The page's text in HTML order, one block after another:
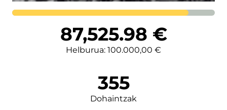
Lortutakoa
87,525.98 €
Helburua: 100.000,00 €
355
Dohaintzak